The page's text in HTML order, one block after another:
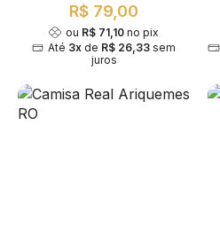
R$ 79,00
ou R$ 71,10no pix
Até 3x de R$ 26,33 sem
juros